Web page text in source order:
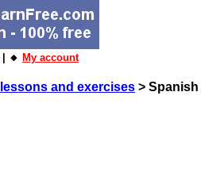
| 🔸 My account
and exercises > Spanish